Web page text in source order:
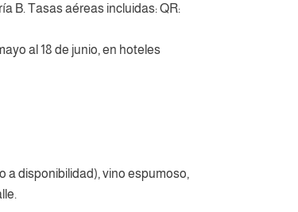
B. Tasas aéreas incluidas: QR:
al 18 de junio, en hoteles
a disponibilidad), vino espumoso,